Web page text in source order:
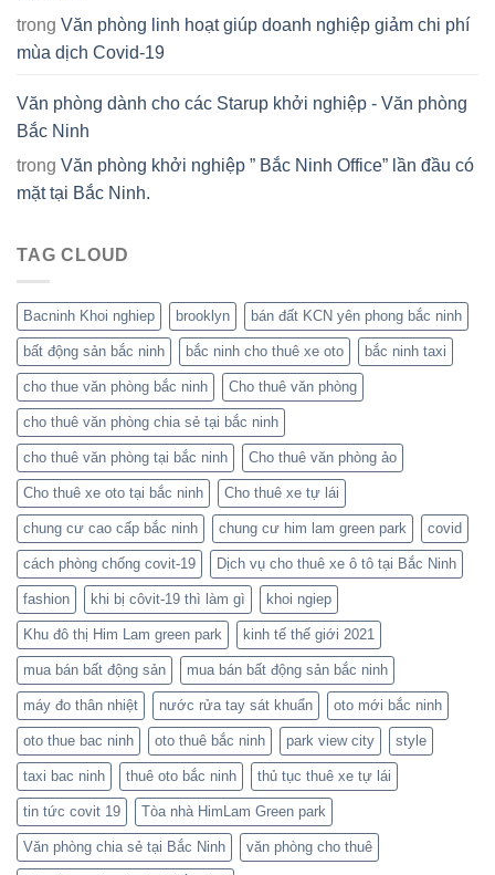
trong Văn phòng linh hoạt giúp doanh nghiệp giảm chi phí
mùa dịch Covid-19
Văn phòng dành cho các Starup khởi nghiệp - Văn phòng
Bắc Ninh
trong Văn phòng khởi nghiệp ” Bắc Ninh Office” lần đầu có
mặt tại Bắc Ninh.
TAG CLOUD
Bacninh Khoi nghiep brooklyn bán đất KCN yên phong bắc ninh
bất động sản bắc ninh bắc ninh cho thuê xe oto bắc ninh taxi
cho thue văn phòng bắc ninh Cho thuê văn phòng
cho thuê văn phòng chia sẻ tại bắc ninh
cho thuê văn phòng tại bắc ninh Cho thuê văn phòng ảo
Cho thuê xe oto tại bắc ninh Cho thuê xe tự lái
chung cư cao cấp bắc ninh chung cư him lam green park covid
cách phòng chống covit-19 Dịch vụ cho thuê xe ô tô tại Bắc Ninh
fashion khi bị côvit-19 thì làm gì khoi ngiep
Khu đô thị Him Lam green park kinh tế thế giới 2021
mua bán bất động sản mua bán bất động sản bắc ninh
máy đo thân nhiệt nước rửa tay sát khuẩn oto mới bắc ninh
oto thue bac ninh oto thuê bắc ninh park view city style
taxi bac ninh thuê oto bắc ninh thủ tục thuê xe tự lái
tin tức covit 19 Tòa nhà HimLam Green park
Văn phòng chia sẻ tại Bắc Ninh văn phòng cho thuê